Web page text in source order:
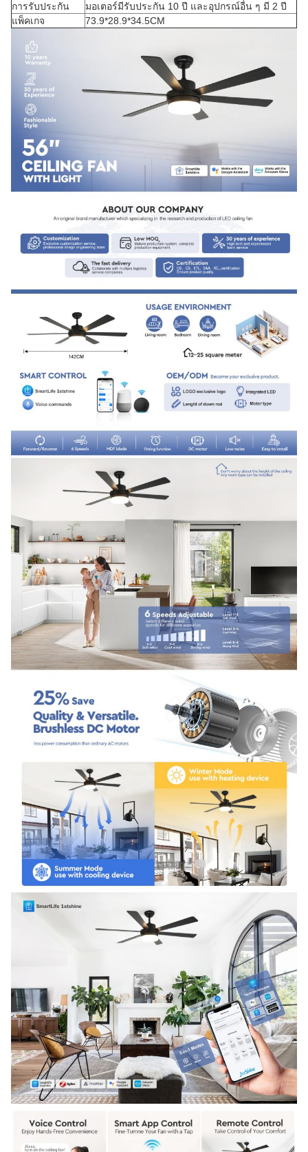
การรับประกัน
มอเตอร์มีรับประกัน 10 ปี และอุปกรณ์อื่น ๆ มี 2 ปี
แพ็คเกจ
73.9*28.9*34.5CM